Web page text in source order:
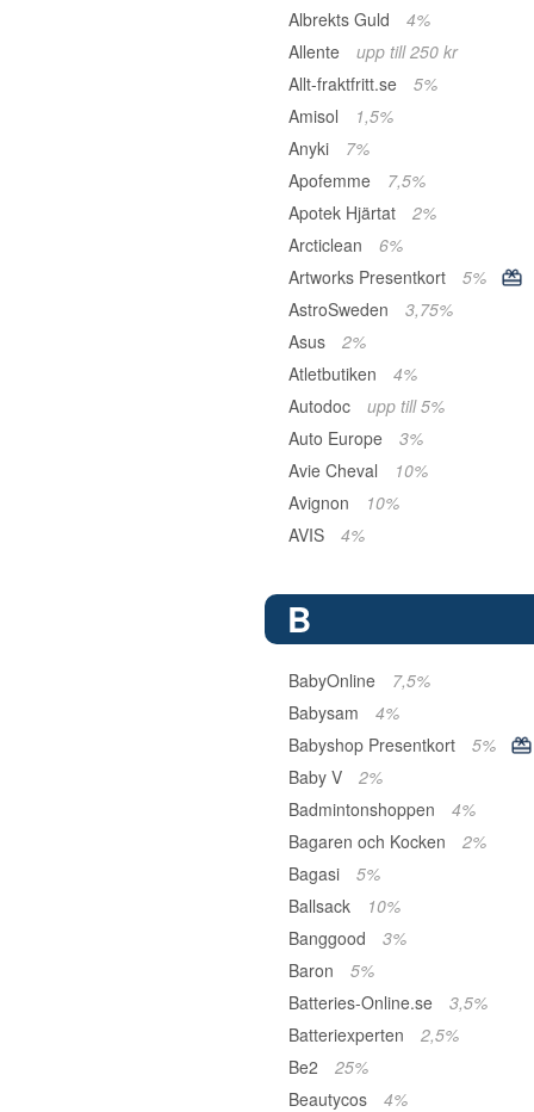
Albrekts Guld
4%
Allente
upp till 250 kr
Allt-fraktfritt.se
5%
Amisol
1,5%
Anyki
7%
Apofemme
7,5%
Apotek Hjärtat
2%
Arcticlean
6%
Artworks Presentkort
5%
AstroSweden
3,75%
Asus
2%
Atletbutiken
4%
Autodoc
upp till 5%
Auto Europe
3%
Avie Cheval
10%
Avignon
10%
AVIS
4%
B
BabyOnline
7,5%
Babysam
4%
Babyshop Presentkort
5%
Baby V
2%
Badmintonshoppen
4%
Bagaren och Kocken
2%
Bagasi
5%
Ballsack
10%
Banggood
3%
Baron
5%
Batteries-Online.se
3,5%
Batteriexperten
2,5%
Be2
25%
Beautycos
4%